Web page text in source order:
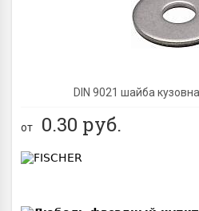
DIN 9021 шайба
от 0.30 руб.